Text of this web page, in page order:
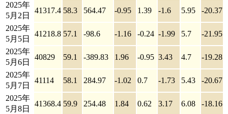
2025年
5月2日
41317.4 58.3 564.47 -0.95 1.39 -1.6 5.95 -20.37
2025年
5月5日
41218.8 57.1 -98.6 -1.16 -0.24 -1.99 5.7 -21.95
2025年
5月6日
40829 59.1 -389.83 1.96 -0.95 3.43 4.7 -19.28
2025年
5月7日
41114 58.1 284.97 -1.02 0.7 -1.73 5.43 -20.67
2025年
5月8日
41368.4 59.9 254.48 1.84 0.62 3.17 6.08 -18.16